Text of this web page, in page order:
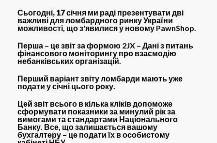
Сьогодні, 17січня ми раді презентувати дві
важливі для ломбардного ринку України
можливості, що з'явилися у новому PawnShop.
Перша – це звіт за формою 2JX – Дані з питань
фінансового моніторингу про взаємодію
небанківських організацій.
Перший варіант звіту ломбарди мають уже
подати у січні цього року.
Цей звіт всього в кілька кліків допоможе
сформувати показники за минулий рік за
вимогами та стандартами Національного
Банку. Все, що залишається вашому
бухгалтеру – це подати їх в особистому